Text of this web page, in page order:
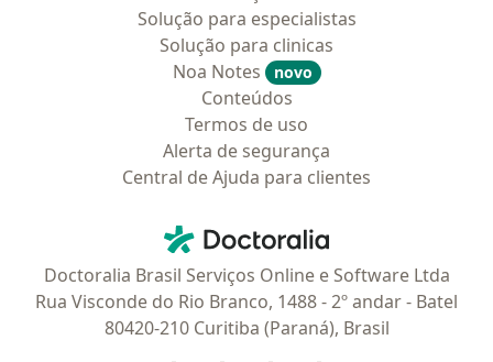
Solução para especialistas
Solução para clinicas
Noa Notes
novo
Conteúdos
Termos de uso
Alerta de segurança
Central de Ajuda para clientes
Doctoralia - Homepage
Doctoralia Brasil Serviços Online e Software Ltda
Rua Visconde do Rio Branco, 1488 - 2º andar - Batel
80420-210 Curitiba (Paraná), Brasil